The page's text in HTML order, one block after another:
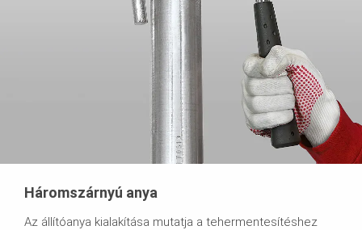
Háromszárnyú anya
Az állítóanya kialakítása mutatja a tehermentesítéshez